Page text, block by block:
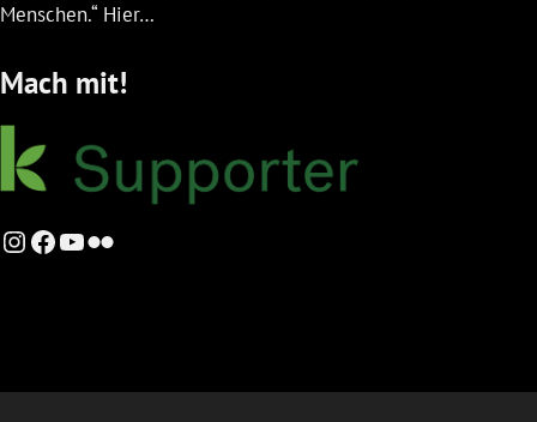
Menschen.“ Hier…
Mach mit!
Instagram
Facebook
YouTube
Flickr